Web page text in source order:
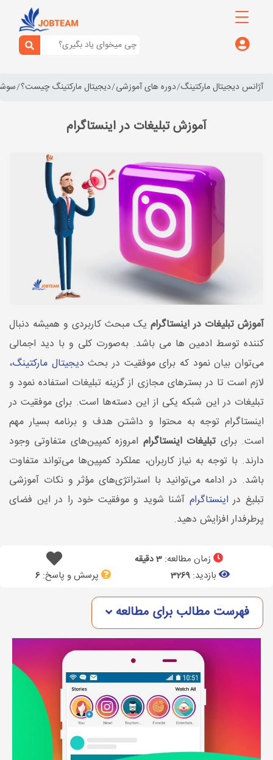
آژانس دیجیتال مارکتینگ دوره های آموزشی دیجیتال مارکتینگ چیست؟
آموزش تبلیغات در اینستاگرام
آموزش تبلیغات در اینستاگرام یک مبحث کاربردی و همیشه دنبال
کننده توسط ادمین ها می باشد. به‌صورت کلی و با دید اجمالی
می‌توان بیان نمود که برای موفقیت در بحث دیجیتال مارکتینگ،
لازم است تا در بسترهای مجازی از گزینه تبلیغات استفاده نمود و
تبلیغات در این شبکه یکی از این دسته‌ها است. برای موفقیت در
اینستاگرام توجه به محتوا و داشتن هدف و برنامه بسیار مهم
است. برای تبلیغات اینستاگرام امروزه کمپین‌های متفاوتی وجود
دارند. با توجه به نیاز کاربران، عملکرد کمپین‌ها می‌تواند متفاوت
باشد. در ادامه می‌توانید با استراتژی‌های مؤثر و نکات آموزشی
تبلیغ در اینستاگرام آشنا شوید و موفقیت خود را در این فضای
پرطرفدار افزایش دهید.
زمان مطالعه: 3 دقیقه
بازدید: 3269 پرسش و پاسخ:6
فهرست مطالب برای مطالعه